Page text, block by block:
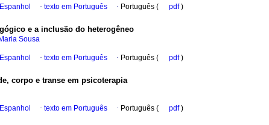
Espanhol · texto em Português · Português ( pdf)
e a inclusão do heterogêneo
Sousa
Espanhol · texto em Português · Português ( pdf)
corpo e transe em psicoterapia
Espanhol · texto em Português · Português ( pdf)